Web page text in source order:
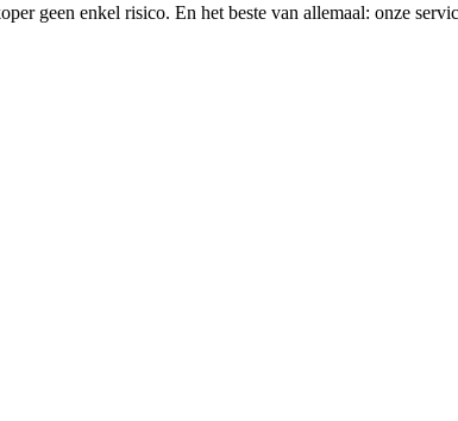
geen enkel risico. En het beste van allemaal: onze